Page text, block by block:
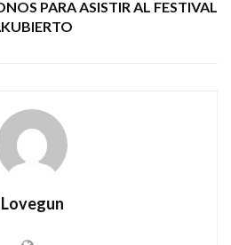
PARA ASISTIR AL FESTIVAL
Lovegun